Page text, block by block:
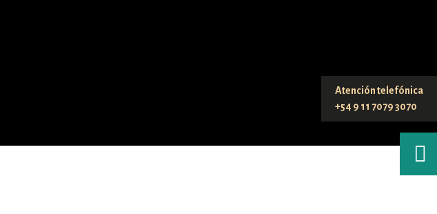
Atención telefónica
+54 9 11 7079 3070
